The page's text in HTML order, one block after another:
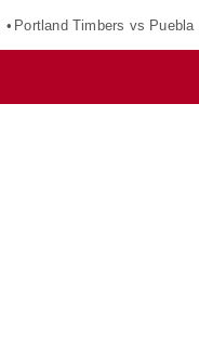
Portland Timbers vs Puebla